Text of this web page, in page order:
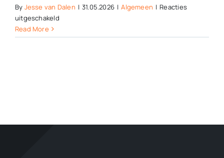
By Jesse van Dalen | 31.05.2026 | Algemeen | Reacties
uitgeschakeldvoor
in
de
Read More